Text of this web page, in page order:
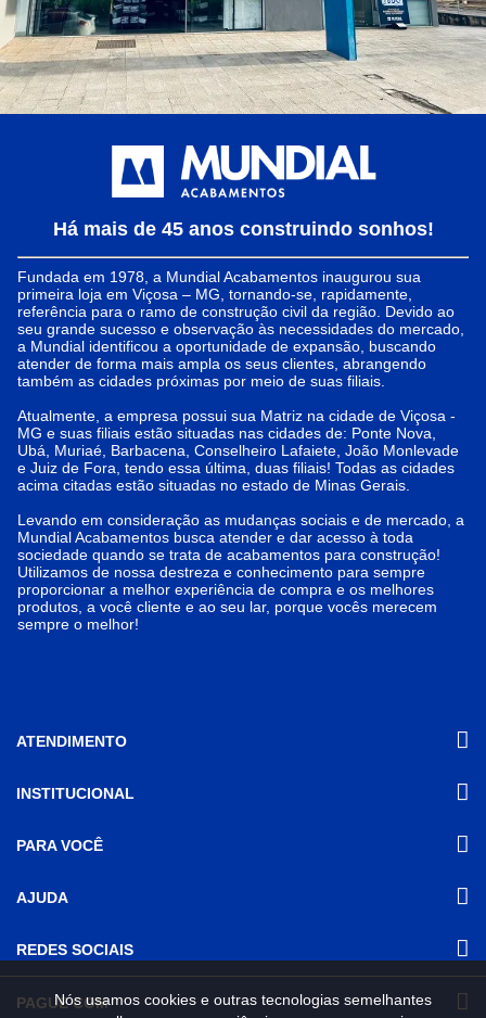
Há mais de 45 anos construindo sonhos!
Fundada em 1978, a Mundial Acabamentos inaugurou sua
primeira loja em Viçosa – MG, tornando-se, rapidamente,
referência para o ramo de construção civil da região. Devido ao
seu grande sucesso e observação às necessidades do mercado,
a Mundial identificou a oportunidade de expansão, buscando
atender de forma mais ampla os seus clientes, abrangendo
também as cidades próximas por meio de suas filiais.
Atualmente, a empresa possui sua Matriz na cidade de Viçosa -
MG e suas filiais estão situadas nas cidades de: Ponte Nova,
Ubá, Muriaé, Barbacena, Conselheiro Lafaiete, João Monlevade
e Juiz de Fora, tendo essa última, duas filiais! Todas as cidades
acima citadas estão situadas no estado de Minas Gerais.
Levando em consideração as mudanças sociais e de mercado, a
Mundial Acabamentos busca atender e dar acesso à toda
sociedade quando se trata de acabamentos para construção!
Utilizamos de nossa destreza e conhecimento para sempre
proporcionar a melhor experiência de compra e os melhores
produtos, a você cliente e ao seu lar, porque vocês merecem
sempre o melhor!
ATENDIMENTO
Sábado das 8h às 12h
(31) 3611-8200 Loja Física
Segunda a Sexta das 8h às 17h30
INSTITUCIONAL
Nossas Lojas
Relacionamento
Trabalhe Conosco
PARA VOCÊ
Minha conta
Revistas
AJUDA
Dúvidas
Frequentes
Frete e Entrega
REDES SOCIAIS
PAGUE COM
Nós usamos cookies e outras tecnologias semelhantes